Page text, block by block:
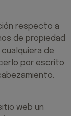
respecto a
de propiedad
de
por escrito
web un